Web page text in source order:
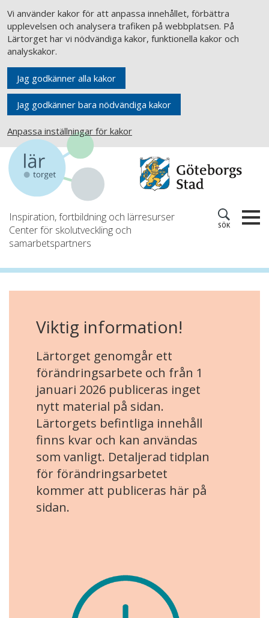
Vi använder kakor för att anpassa innehållet, förbättra
upplevelsen och analysera trafiken på webbplatsen. På
Lärtorget har vi nödvändiga kakor, funktionella kakor och
analyskakor.
Jag godkänner alla kakor
Jag godkänner bara nödvändiga kakor
Anpassa inställningar för kakor
Inspiration, fortbildning och lärresurser
Center för skolutveckling och
samarbetspartners
SÖK
Viktig information!
Lärtorget genomgår ett
förändringsarbete och från 1
januari 2026 publiceras inget
nytt material på sidan.
Lärtorgets befintliga innehåll
finns kvar och kan användas
som vanligt. Detaljerad tidplan
för förändringsarbetet
kommer att publiceras här på
sidan.